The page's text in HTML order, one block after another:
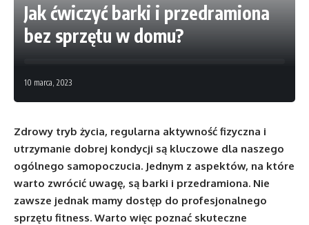
Jak ćwiczyć barki i przedramiona
bez sprzętu w domu?
10 marca, 2023
Zdrowy tryb życia, regularna aktywność fizyczna i
utrzymanie dobrej kondycji są kluczowe dla naszego
ogólnego samopoczucia. Jednym z aspektów, na które
warto zwrócić uwagę, są barki i przedramiona. Nie
zawsze jednak mamy dostęp do profesjonalnego
sprzętu fitness. Warto więc poznać skuteczne